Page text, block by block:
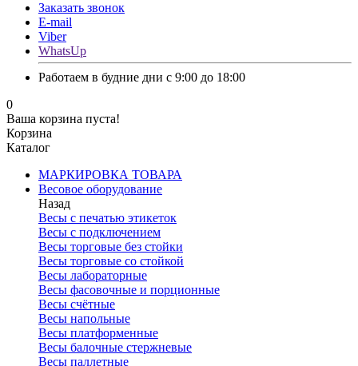
Заказать звонок
E-mail
Viber
WhatsUp
Работаем в будние дни с 9:00 до 18:00
0
Ваша корзина пуста!
Корзина
Каталог
МАРКИРОВКА ТОВАРА
Весовое оборудование
Назад
Весы с печатью этикеток
Весы с подключением
Весы торговые без стойки
Весы торговые со стойкой
Весы лабораторные
Весы фасовочные и порционные
Весы счётные
Весы напольные
Весы платформенные
Весы балочные стержневые
Весы паллетные